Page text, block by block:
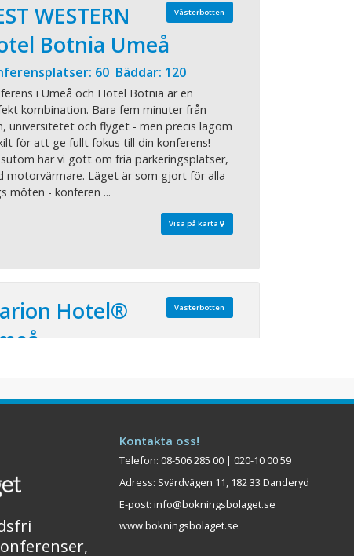
Västerbotten
WESTERN
Botnia Umeå
60 Bäddar: 120
i Umeå och Hotel Botnia är en
kombination. Bara fem minuter från
universitetet och flyget - men precis lagom
för att ge fullt fokus till din konferens!
har vi gott om fria parkeringsplatser,
motorvärmare. Läget är som gjort för alla
möten - konferen ...
Visa på karta
Västerbotten
Hotel®
Umeå. Det rymliga hotellet är noggrant
för weekend, konferens och nöje.
nya mötesplatsHotellets 14 000 kvm är
på 13 våningar och inrymmer 270
och 16 konferensrum, varav en d ...
Kontakta oss!
Telefon: 08-506 285 00 | 020-10 00 59
Adress: Svärdvägen 11, 182 33 Danderyd
E-post: info@bokningsbolaget.se
www.bokningsbolaget.se